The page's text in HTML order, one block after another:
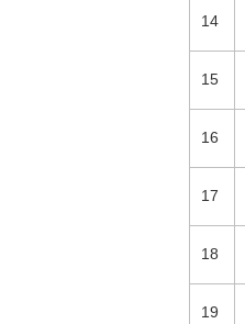
14
15
16
17
18
19